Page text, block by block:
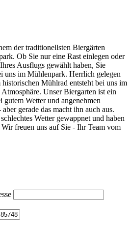
der traditionellsten Biergärten
Ob Sie nur eine Rast einlegen oder
Ausflugs gewählt haben, Sie
uns im Mühlenpark. Herrlich gelegen
Mühlrad entsteht bei uns im
Unser Biergarten ist ein
Wetter und angenehmen
gerade das macht ihn auch aus.
Wetter gewappnet und haben
freuen uns auf Sie - Ihr Team vom